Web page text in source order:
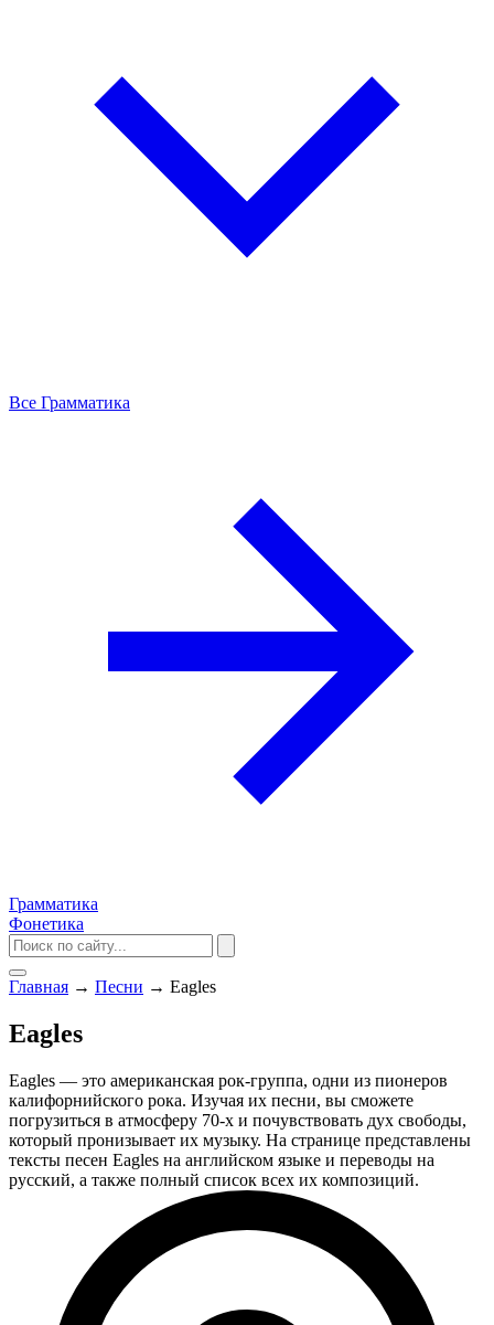
Все Грамматика
Грамматика
Фонетика
Главная → Песни → Eagles
Eagles
Eagles — это американская рок-группа, одни из пионеров
калифорнийского рока. Изучая их песни, вы сможете
погрузиться в атмосферу 70-х и почувствовать дух свободы,
который пронизывает их музыку. На странице представлены
тексты песен Eagles на английском языке и переводы на
русский, а также полный список всех их композиций.